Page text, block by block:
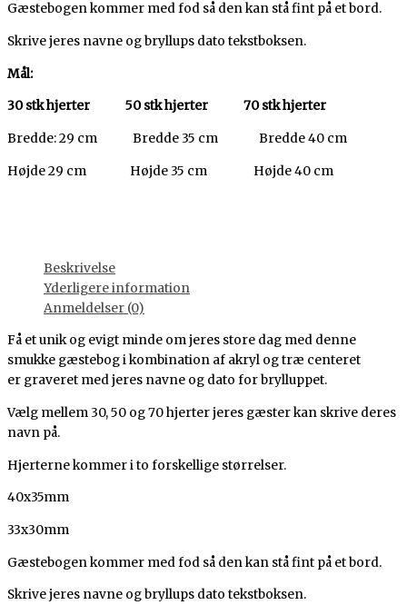
Gæstebogen kommer med fod så den kan stå fint på et bord.
Skrive jeres navne og bryllups dato tekstboksen.
Mål:
30 stk hjerter 50 stk hjerter 70 stk hjerter
Bredde: 29 cm Bredde 35 cm Bredde 40 cm
Højde 29 cm Højde 35 cm Højde 40 cm
Beskrivelse
Yderligere information
Anmeldelser (0)
Få et unik og evigt minde om jeres store dag med denne
smukke gæstebog i kombination af akryl og træ centeret
er graveret med jeres navne og dato for brylluppet.
Vælg mellem 30, 50 og 70 hjerter jeres gæster kan skrive deres
navn på.
Hjerterne kommer i to forskellige størrelser.
40x35mm
33x30mm
Gæstebogen kommer med fod så den kan stå fint på et bord.
Skrive jeres navne og bryllups dato tekstboksen.